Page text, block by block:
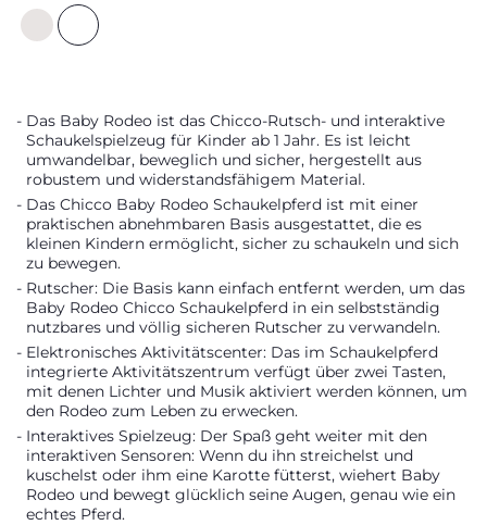
Das Baby Rodeo ist das Chicco-Rutsch- und interaktive
Schaukelspielzeug für Kinder ab 1 Jahr. Es ist leicht
umwandelbar, beweglich und sicher, hergestellt aus
robustem und widerstandsfähigem Material.
Das Chicco Baby Rodeo Schaukelpferd ist mit einer
praktischen abnehmbaren Basis ausgestattet, die es
kleinen Kindern ermöglicht, sicher zu schaukeln und sich
zu bewegen.
Rutscher: Die Basis kann einfach entfernt werden, um das
Baby Rodeo Chicco Schaukelpferd in ein selbstständig
nutzbares und völlig sicheren Rutscher zu verwandeln.
Elektronisches Aktivitätscenter: Das im Schaukelpferd
integrierte Aktivitätszentrum verfügt über zwei Tasten,
mit denen Lichter und Musik aktiviert werden können, um
den Rodeo zum Leben zu erwecken.
Interaktives Spielzeug: Der Spaß geht weiter mit den
interaktiven Sensoren: Wenn du ihn streichelst und
kuschelst oder ihm eine Karotte fütterst, wiehert Baby
Rodeo und bewegt glücklich seine Augen, genau wie ein
echtes Pferd.